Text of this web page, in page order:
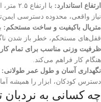
ارتفاع استاندارد:
نیاز واقعی، محدوده دسترسی
متریال باکیفیت و ساخت مستحکم:
قفل‌های مستحکم، خطر باز شدن
ظرفیت وزنی مناسب برای تمام
هنگام کار فراهم می‌کند.
نگهداری آسان و طول عمر طولانی:
دسترس کودکان، ابزار را همیشه
چه کسانی به نردبان تاشو 2.5متری استرانگ(2تکه)